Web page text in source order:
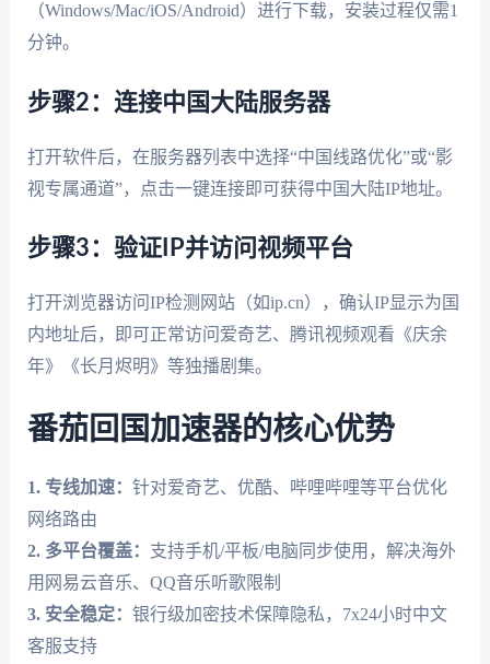
（Windows/Mac/iOS/Android）进行下载，安装过程仅需1
分钟。
步骤2：连接中国大陆服务器
打开软件后，在服务器列表中选择“中国线路优化”或“影
视专属通道”，点击一键连接即可获得中国大陆IP地址。
步骤3：验证IP并访问视频平台
打开浏览器访问IP检测网站（如ip.cn），确认IP显示为国
内地址后，即可正常访问爱奇艺、腾讯视频观看《庆余
年》《长月烬明》等独播剧集。
番茄回国加速器的核心优势
1. 专线加速： 针对爱奇艺、优酷、哔哩哔哩等平台优化
网络路由
2. 多平台覆盖： 支持手机/平板/电脑同步使用，解决海外
用网易云音乐、QQ音乐听歌限制
3. 安全稳定： 银行级加密技术保障隐私，7x24小时中文
客服支持